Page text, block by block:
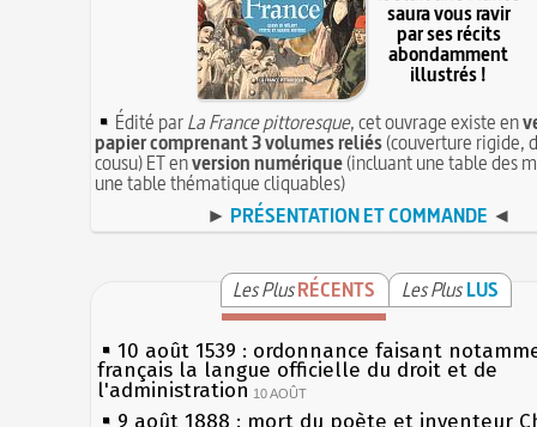
saura vous ravir
par ses récits
abondamment
illustrés !
Édité parLa France pittoresque, cet ouvrage existe en
papier comprenant 3 volumes reliés(couverture rigide,
cousu) ET enversion numérique(incluant une table des
une table thématique cliquables)
► PRÉSENTATION ET COMMANDE ◄
Les PlusRÉCENTS Les Plus LUS
10 août 1539 : ordonnance faisant
français la langue officielle du droit et de
l'administration 10 AOÛT
9 août 1888 : mort du poète et inventeur